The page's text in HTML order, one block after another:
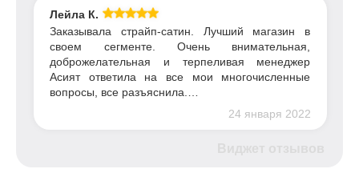
Лейла К.
Заказывала страйп-сатин. Лучший магазин в
своем сегменте. Очень внимательная,
доброжелательная и терпеливая менеджер
Асият ответила на все мои многочисленные
вопросы, все разъяснила.…
24 января 2022